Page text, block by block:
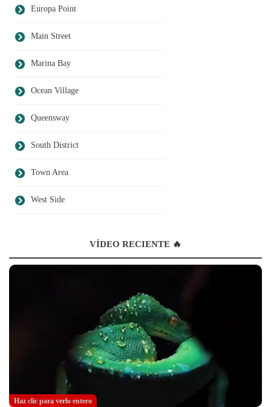
Europa Point
Main Street
Marina Bay
Ocean Village
Queensway
South District
Town Area
West Side
VÍDEO RECIENTE 🔥
Haz clic para verlo entero